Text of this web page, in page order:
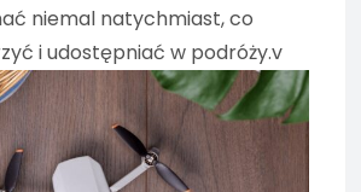
niemal natychmiast, co
i udostępniać w podróży.v